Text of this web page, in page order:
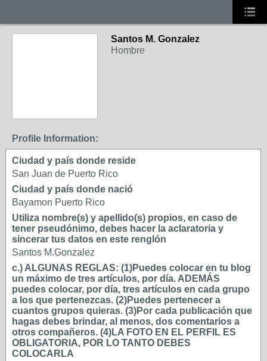
Santos M. Gonzalez
Hombre
Profile Information:
Ciudad y país donde reside
San Juan de Puerto Rico
Ciudad y país donde nació
Bayamon Puerto Rico
Utiliza nombre(s) y apellido(s) propios, en caso de
tener pseudónimo, debes hacer la aclaratoria y
sincerar tus datos en este renglón
Santos M.Gonzalez
c.) ALGUNAS REGLAS: (1)Puedes colocar en tu blog
un máximo de tres artículos, por día. ADEMÁS
puedes colocar, por día, tres artículos en cada grupo
a los que pertenezcas. (2)Puedes pertenecer a
cuantos grupos quieras. (3)Por cada publicación que
hagas debes brindar, al menos, dos comentarios a
otros compañeros. (4)LA FOTO EN EL PERFIL ES
OBLIGATORIA, POR LO TANTO DEBES
COLOCARLA